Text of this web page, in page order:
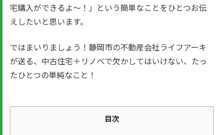
宅購入ができるよ～！」という簡単なことをひとつお伝
えしたいと思います。
ではまいりましょう！静岡市の不動産会社ライフアーキ
が送る、中古住宅＋リノベで欠かしてはいけない、たっ
たひとつの単純なこと！
目次